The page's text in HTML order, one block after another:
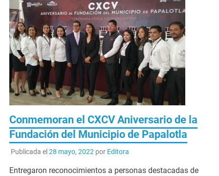
Conmemoran el CXCV Aniversario de la
Fundación del Municipio de Papalotla
Publicada el 28 mayo, 2022 por Editora
Entregaron reconocimientos a personas destacadas de